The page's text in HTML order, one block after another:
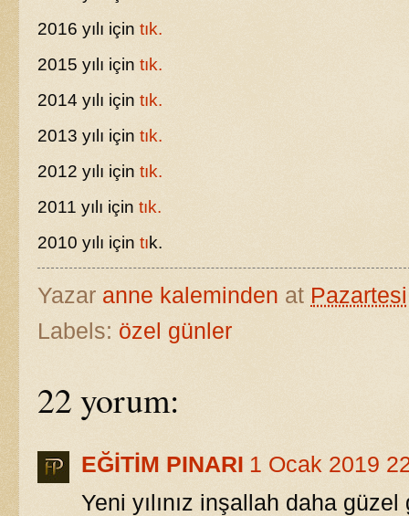
2016 yılı için tık.
2015 yılı için tık.
2014 yılı için tık.
2013 yılı için tık.
2012 yılı için tık.
2011 yılı için tık.
2010 yılı için tık.
Yazar anne kaleminden at
Labels: özel günler
22 yorum:
EĞİTİM PINARI 1 Ocak 2019
Yeni yılınız inşallah daha güzel